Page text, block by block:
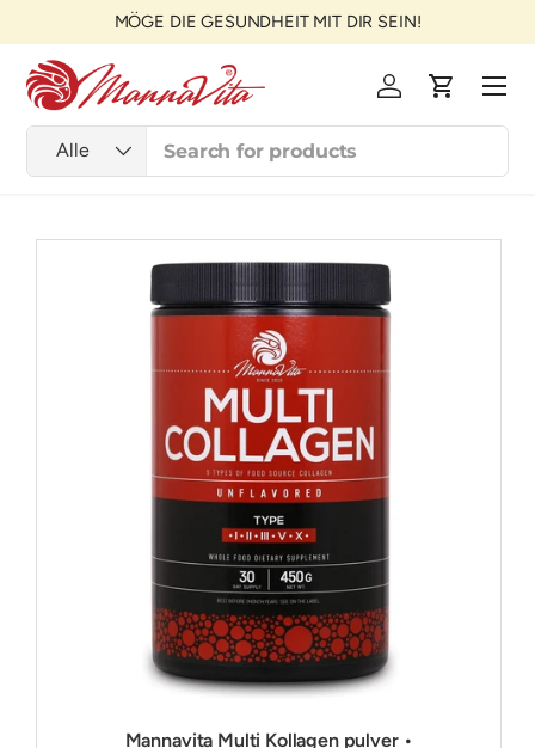
Direkt zum Inhalt
MÖGE DIE GESUNDHEIT MIT DIR SEIN!
Suchen
Alle
Einloggen
Menü
Mannavita Multi Kollagen pulver •